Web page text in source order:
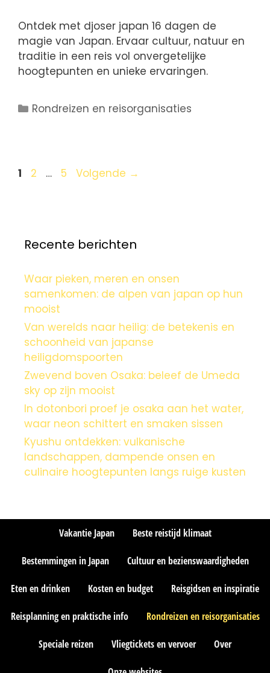
Ontdek met djoser japan 16 dagen de
magie van Japan. Ervaar cultuur, natuur en
traditie in een reis vol onvergetelijke
hoogtepunten en unieke ervaringen.
Rondreizen en reisorganisaties
1 2 … 5 Volgende →
Recente berichten
Waar pieken, meren en onsen
samenkomen: de alpen van japan op hun
mooist
Van werelds naar heilig: de betekenis en
schoonheid van japanse
heiligdomspoorten
Zwevend boven Osaka: beleef de Umeda
sky op zijn mooist
In dotonbori proef je osaka aan het water,
waar neon schittert en smaken sissen
Kyushu ontdekken: vulkanische
landschappen, dampende onsen en
culinaire hoogtepunten langs ruige kusten
Vakantie Japan Beste reistijd klimaat
Bestemmingen in Japan Cultuur en bezienswaardigheden
Eten en drinken Kosten en budget Reisgidsen en inspiratie
Reisplanning en praktische info Rondreizen en reisorganisaties
Speciale reizen Vliegtickets en vervoer Over